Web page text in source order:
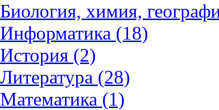
Биология, химия,
Информатика (18)
История (2)
Литература (28)
Математика (1)